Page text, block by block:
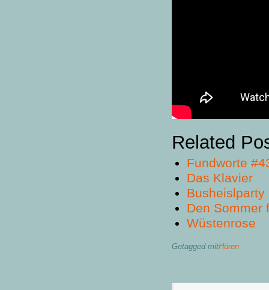
Related
Fundworte
Das Klavier
Busheislparty
Den Sommer
Wüstenrose
Getagged mitHören